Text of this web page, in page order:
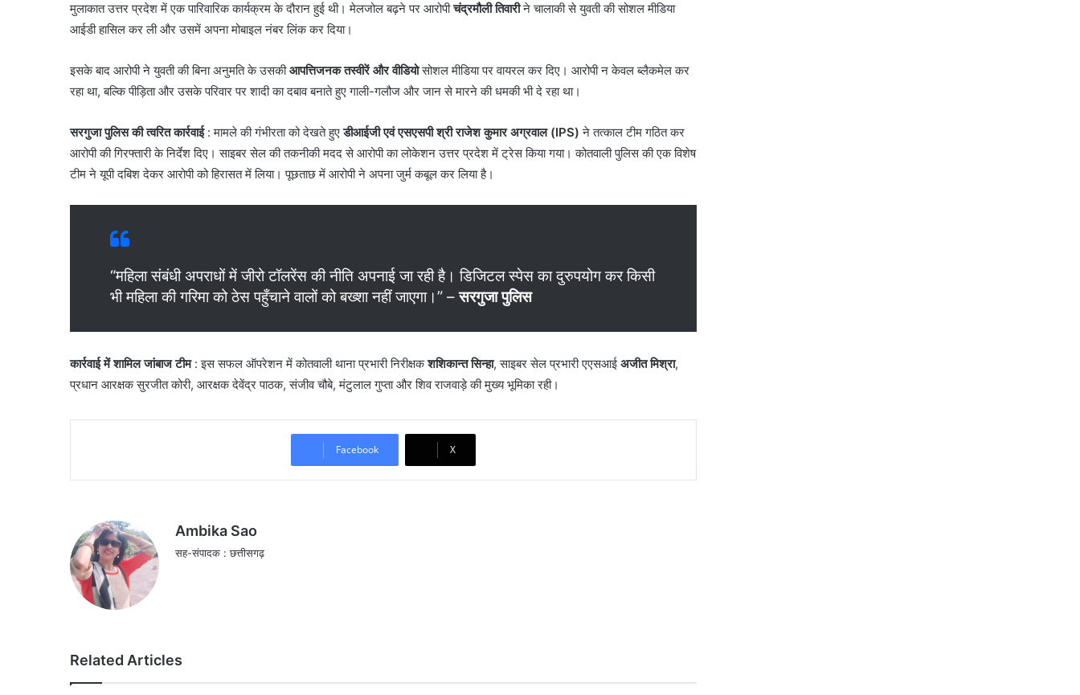
मुलाकात उत्तर प्रदेश में एक पारिवारिक कार्यक्रम के दौरान हुई थी। मेलजोल बढ़ने पर आरोपीचंद्रमौली तिवारीने चालाकी से युवती की सोशल मीडिया
आईडी हासिल कर ली और उसमें अपना मोबाइल नंबर लिंक कर दिया।
​इसके बाद आरोपी ने युवती की बिना अनुमति के उसकीआपत्तिजनक तस्वीरें और वीडियोसोशल मीडिया पर वायरल कर दिए। आरोपी न केवल ब्लैकमेल कर
रहा था, बल्कि पीड़िता और उसके परिवार पर शादी का दबाव बनाते हुए गाली-गलौज और जान से मारने की धमकी भी दे रहा था।
सरगुजा पुलिस की त्वरित कार्रवाई: ​मामले की गंभीरता को देखते हुएडीआईजी एवं एसएसपी श्री राजेश कुमार अग्रवाल (IPS) ने तत्काल टीम गठित कर
आरोपी की गिरफ्तारी के निर्देश दिए। साइबर सेल की तकनीकी मदद से आरोपी का लोकेशन उत्तर प्रदेश में ट्रेस किया गया। कोतवाली पुलिस की एक विशेष
टीम ने यूपी दबिश देकर आरोपी को हिरासत में लिया। पूछताछ में आरोपी ने अपना जुर्म कबूल कर लिया है।
“महिला संबंधी अपराधों में जीरो टॉलरेंस की नीति अपनाई जा रही है। डिजिटल स्पेस का दुरुपयोग कर किसी
भी महिला की गरिमा को ठेस पहुँचाने वालों को बख्शा नहीं जाएगा।” –सरगुजा पुलिस
कार्रवाई में शामिल जांबाज टीम: इस सफल ऑपरेशन में कोतवाली थाना प्रभारी निरीक्षकशशिकान्त सिन्हा, साइबर सेल प्रभारी एएसआई अजीत मिश्रा,
प्रधान आरक्षक सुरजीत कोरी, आरक्षक देवेंद्र पाठक, संजीव चौबे, मंटुलाल गुप्ता और शिव राजवाड़े की मुख्य भूमिका रही।
Facebook X
Ambika Sao
सह-संपादक : छत्तीसगढ़
Related Articles